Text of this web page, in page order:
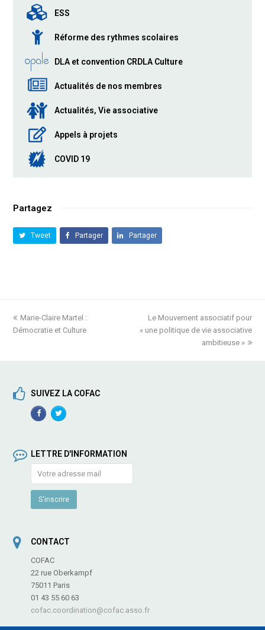
ESS
Réforme des rythmes scolaires
DLA et convention CRDLA Culture
Actualités de nos membres
Actualités, Vie associative
Appels à projets
COVID 19
Partagez
Tweet Partager Partager
previous
post:
Marie-Claire Martel :
Démocratie et Culture
next
post:
Le Mouvement associatif pour
« une politique de vie associative
ambitieuse »
SUIVEZ LA COFAC
FacebookTwitterProfile
LETTRE D'INFORMATION
CONTACT
COFAC
22 rue Oberkampf
75011 Paris
01 43 55 60 63
cofac.coordination@cofac.asso.fr